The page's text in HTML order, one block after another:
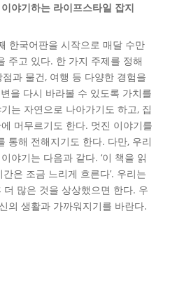
야기하는 라이프스타일 잡지
한국어판을 시작으로 매달 수만
주고 있다. 한 가지 주제를 정해
과 물건, 여행 등 다양한 경험을
을 다시 바라볼 수 있도록 가치를
는 자연으로 나아가기도 하고, 집
머무르기도 한다. 멋진 이야기를
통해 전해지기도 한다. 다만, 우리
야기는 다음과 같다. ‘이 책을 읽
은 조금 느리게 흐른다’. 우리는
많은 것을 상상했으면 한다. 우
의 생활과 가까워지기를 바란다.